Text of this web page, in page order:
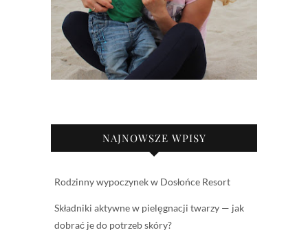
NAJNOWSZE WPISY
Rodzinny wypoczynek w Dosłońce Resort
Składniki aktywne w pielęgnacji twarzy — jak
dobrać je do potrzeb skóry?